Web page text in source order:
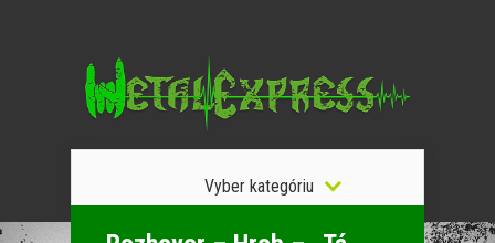
Vyber kategóriu